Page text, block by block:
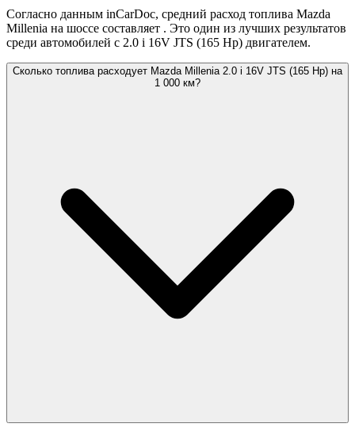
Согласно данным inCarDoc, средний расход топлива Mazda
Millenia на шоссе составляет . Это один из лучших результатов
среди автомобилей с 2.0 i 16V JTS (165 Hp) двигателем.
Сколько топлива расходует Mazda Millenia 2.0 i 16V JTS (165 Hp) на
1 000 км?